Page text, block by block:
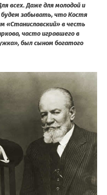
всех. Даже для молодой и
забывать, что Костя
«Станиславский» в честь
часто игравшего в
был сыном богатого